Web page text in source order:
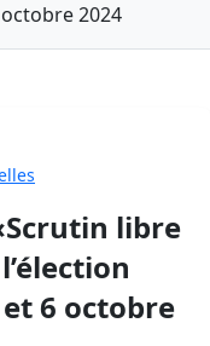
2024
libre
6 octobre